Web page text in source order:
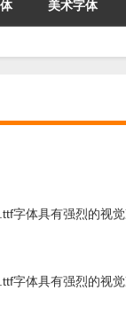
美术字体
字体具有强烈的视
字体具有强烈的视